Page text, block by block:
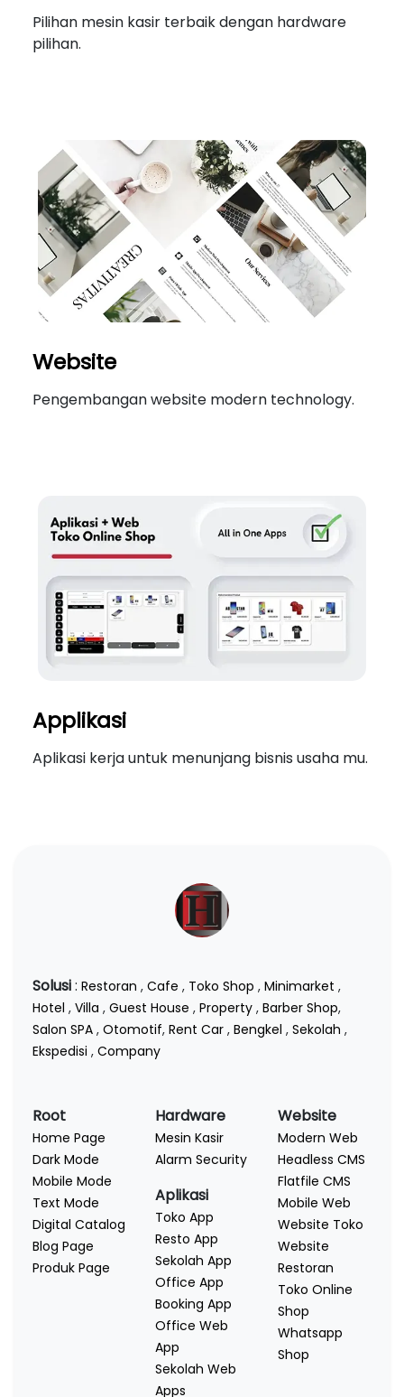
Pilihan mesin kasir terbaik dengan hardware
pilihan.
Website
Pengembangan website modern technology.
Applikasi
Aplikasi kerja untuk menunjang bisnis usaha mu.
Solusi: Restoran , Cafe , Toko Shop , Minimarket ,
Hotel , Villa , Guest House , Property , Barber Shop,
Salon SPA , Otomotif, Rent Car , Bengkel , Sekolah ,
Ekspedisi , Company
Root
Home Page
Dark Mode
Mobile Mode
Text Mode
Digital Catalog
Blog Page
Produk Page
Hardware
Mesin Kasir
Alarm Security
Aplikasi
Toko App
Resto App
Sekolah App
Office App
Booking App
Office Web
App
Sekolah Web
Apps
Website
Modern Web
Headless CMS
Flatfile CMS
Mobile Web
Website Toko
Website
Restoran
Toko Online
Shop
Whatsapp
Shop